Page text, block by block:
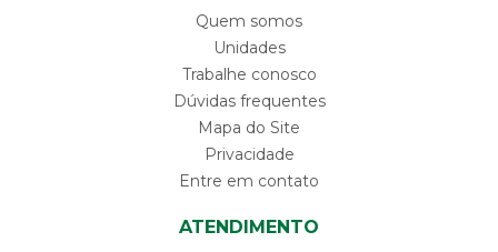
Quem somos
Unidades
Trabalhe conosco
Dúvidas frequentes
Mapa do Site
Privacidade
Entre em contato
ATENDIMENTO